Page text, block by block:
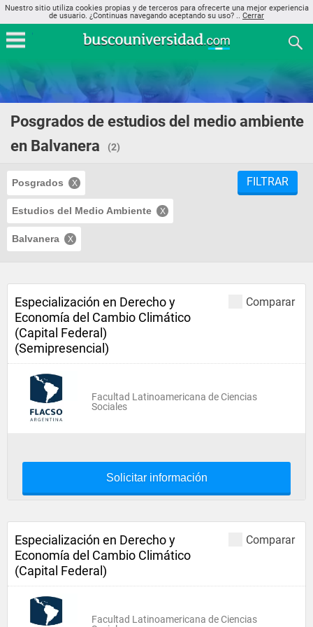
Nuestro sitio utiliza cookies propias y de terceros para ofrecerte una mejor experiencia
de usuario. ¿Continuas navegando aceptando su uso? .. Cerrar
Posgrados de estudios del medio ambiente
en Balvanera
(2)
Posgrados
Estudios del Medio Ambiente
Balvanera
FILTRAR
Comparar
Especialización en Derecho y
Economía del Cambio Climático
(Capital Federal)
(Semipresencial)
Facultad Latinoamericana de Ciencias
Sociales
Solicitar información
Comparar
Especialización en Derecho y
Economía del Cambio Climático
(Capital Federal)
Facultad Latinoamericana de Ciencias